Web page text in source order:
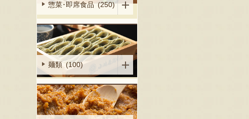
惣菜･即席食品 (250)
麺類 (100)